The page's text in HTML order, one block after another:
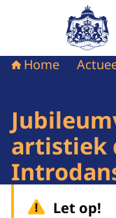
Naar
Home
artistiek
Let op!